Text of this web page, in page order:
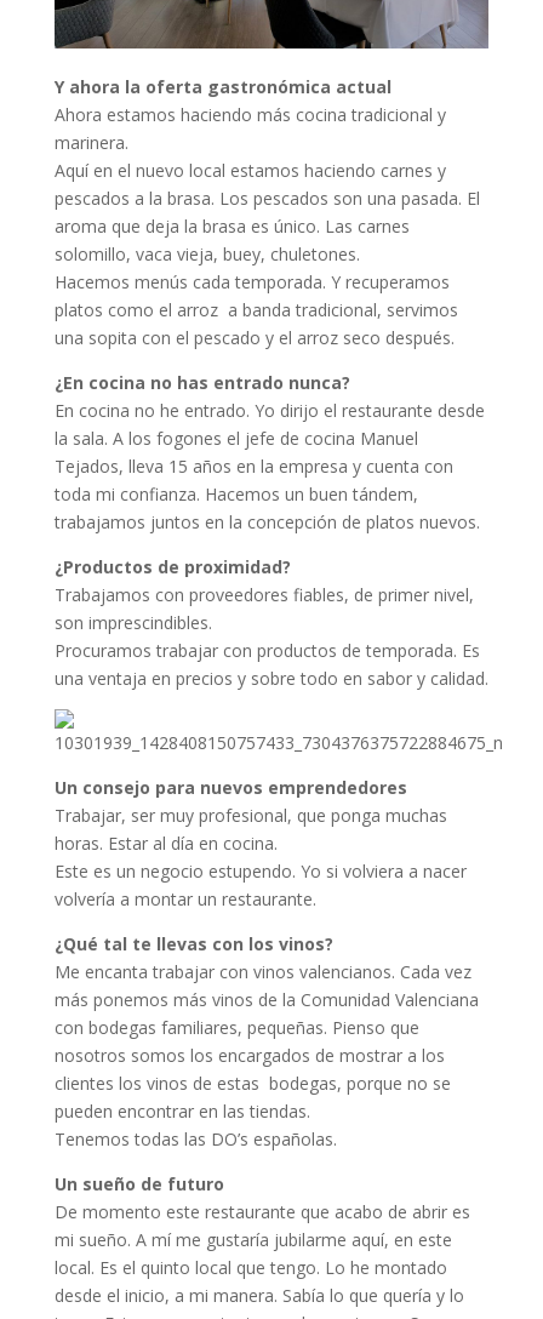
Y ahora la oferta gastronómica actual
Ahora estamos haciendo más cocina tradicional y
marinera.
Aquí en el nuevo local estamos haciendo carnes y
pescados a la brasa. Los pescados son una pasada. El
aroma que deja la brasa es único. Las carnes
solomillo, vaca vieja, buey, chuletones.
Hacemos menús cada temporada. Y recuperamos
platos como el arroz a banda tradicional, servimos
una sopita con el pescado y el arroz seco después.
¿En cocina no has entrado nunca?
En cocina no he entrado. Yo dirijo el restaurante desde
la sala. A los fogones el jefe de cocina Manuel
Tejados, lleva 15 años en la empresa y cuenta con
toda mi confianza. Hacemos un buen tándem,
trabajamos juntos en la concepción de platos nuevos.
¿Productos de proximidad?
Trabajamos con proveedores fiables, de primer nivel,
son imprescindibles.
Procuramos trabajar con productos de temporada. Es
una ventaja en precios y sobre todo en sabor y calidad.
Un consejo para nuevos emprendedores
Trabajar, ser muy profesional, que ponga muchas
horas. Estar al día en cocina.
Este es un negocio estupendo. Yo si volviera a nacer
volvería a montar un restaurante.
¿Qué tal te llevas con los vinos?
Me encanta trabajar con vinos valencianos. Cada vez
más ponemos más vinos de la Comunidad Valenciana
con bodegas familiares, pequeñas. Pienso que
nosotros somos los encargados de mostrar a los
clientes los vinos de estas bodegas, porque no se
pueden encontrar en las tiendas.
Tenemos todas las DO’s españolas.
Un sueño de futuro
De momento este restaurante que acabo de abrir es
mi sueño. A mí me gustaría jubilarme aquí, en este
local. Es el quinto local que tengo. Lo he montado
desde el inicio, a mi manera. Sabía lo que quería y lo